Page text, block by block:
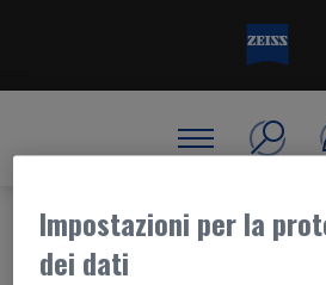
Impostazioni per la
dei dati